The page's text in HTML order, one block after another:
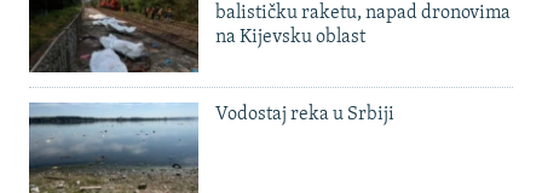
balističku raketu, napad dronovima
na Kijevsku oblast
Vodostaj reka u Srbiji